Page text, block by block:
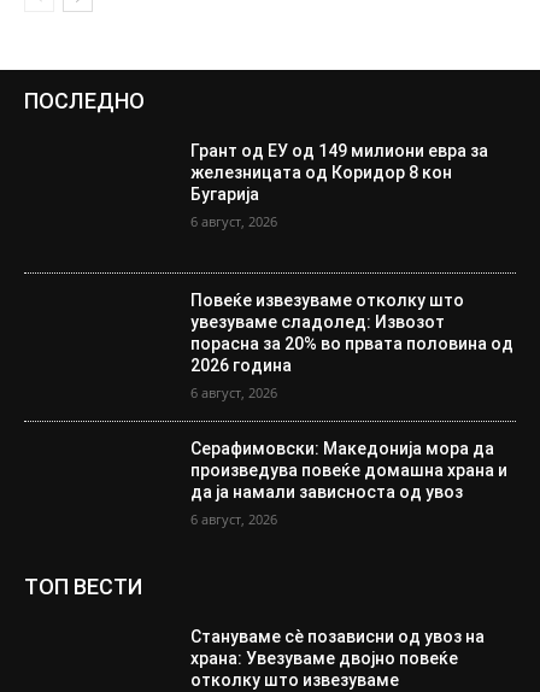
ПОСЛЕДНО
Грант од ЕУ од 149 милиони евра за
железницата од Коридор 8 кон
Бугарија
6 август, 2026
Повеќе извезуваме отколку што
увезуваме сладолед: Извозот
порасна за 20% во првата половина од
2026 година
6 август, 2026
Серафимовски: Македонија мора да
произведува повеќе домашна храна и
да ја намали зависноста од увоз
6 август, 2026
ТОП ВЕСТИ
Стануваме сè позависни од увоз на
храна: Увезуваме двојно повеќе
отколку што извезуваме